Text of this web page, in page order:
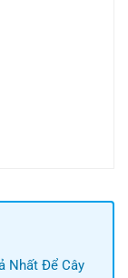
Nhất Để Cây